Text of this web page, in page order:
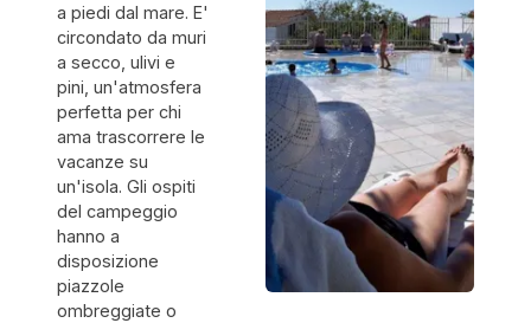
freundliches
Personal. Wir
kommen
sicher
wieder und
können es
absolut
weiterempfehlen.
Vielen Dank
für den
schönen
a piedi dal mare. E'
circondato da muri
a secco, ulivi e
pini, un'atmosfera
perfetta per chi
ama trascorrere le
vacanze su
un'isola. Gli ospiti
del campeggio
hanno a
disposizione
piazzole
ombreggiate o